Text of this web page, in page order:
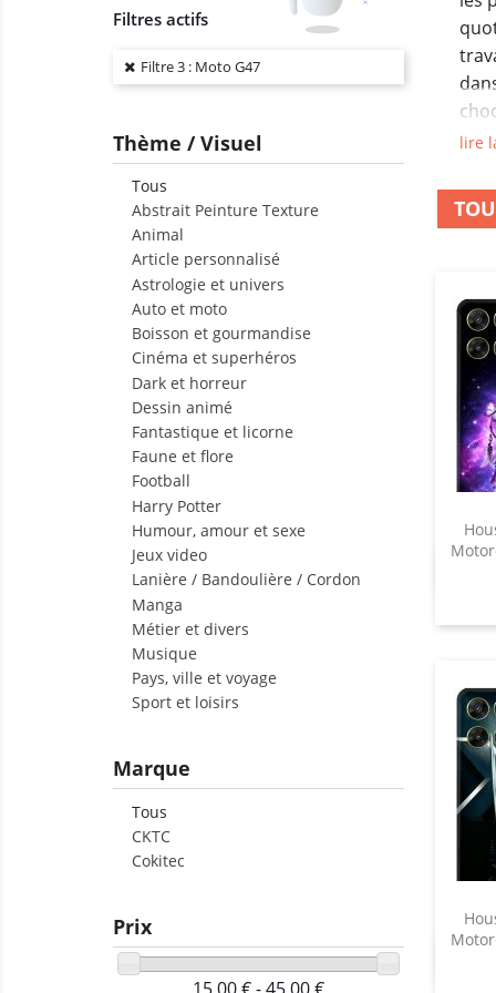
Filtres actifs
Filtre 3 : Moto G47
Thème / Visuel
Tous
Abstrait Peinture Texture
Animal
Article personnalisé
Astrologie et univers
Auto et moto
Boisson et gourmandise
Cinéma et superhéros
Dark et horreur
Dessin animé
Fantastique et licorne
Faune et flore
Football
Harry Potter
Humour, amour et sexe
Jeux video
Lanière / Bandoulière / Cordon
Manga
Métier et divers
Musique
Pays, ville et voyage
Sport et loisirs
Marque
Tous
CKTC
Cokitec
Prix
du
Le
est
de
lire